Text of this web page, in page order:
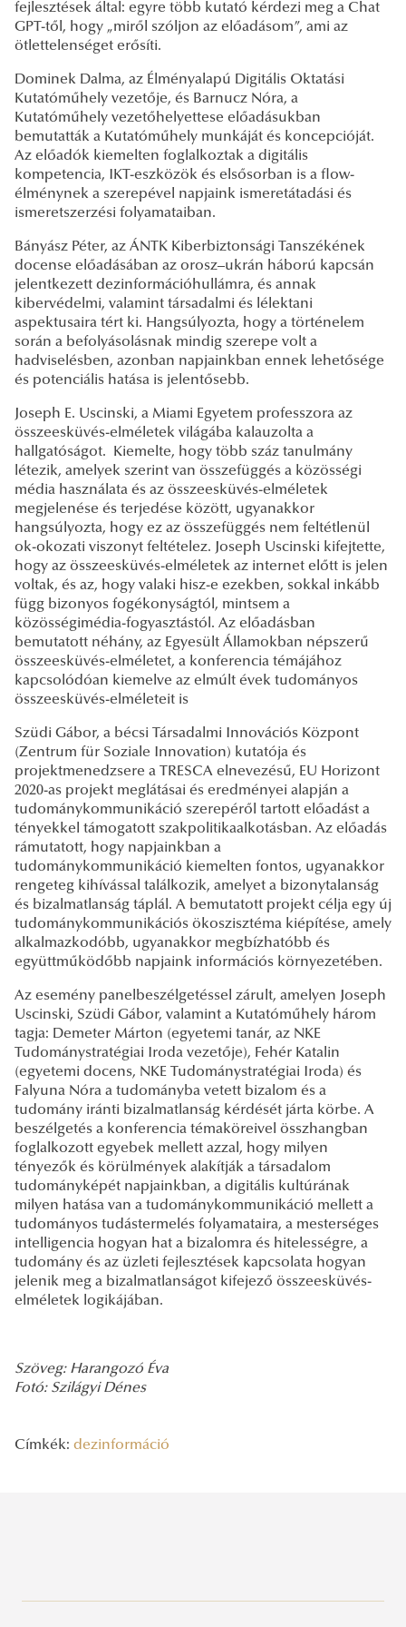
fejlesztések által: egyre több kutató kérdezi meg a Chat
GPT-től, hogy „miről szóljon az előadásom”, ami az
ötlettelenséget erősíti.
Dominek Dalma, az Élményalapú Digitális Oktatási
Kutatóműhely vezetője, és Barnucz Nóra, a
Kutatóműhely vezetőhelyettese előadásukban
bemutatták a Kutatóműhely munkáját és koncepcióját.
Az előadók kiemelten foglalkoztak a digitális
kompetencia, IKT-eszközök és elsősorban is a flow-
élménynek a szerepével napjaink ismeretátadási és
ismeretszerzési folyamataiban.
Bányász Péter, az ÁNTK Kiberbiztonsági Tanszékének
docense előadásában az orosz–ukrán háború kapcsán
jelentkezett dezinformációhullámra, és annak
kibervédelmi, valamint társadalmi és lélektani
aspektusaira tért ki. Hangsúlyozta, hogy a történelem
során a befolyásolásnak mindig szerepe volt a
hadviselésben, azonban napjainkban ennek lehetősége
és potenciális hatása is jelentősebb.
Joseph E. Uscinski, a Miami Egyetem professzora az
összeesküvés-elméletek világába kalauzolta a
hallgatóságot. Kiemelte, hogy több száz tanulmány
létezik, amelyek szerint van összefüggés a közösségi
média használata és az összeesküvés-elméletek
megjelenése és terjedése között, ugyanakkor
hangsúlyozta, hogy ez az összefüggés nem feltétlenül
ok-okozati viszonyt feltételez. Joseph Uscinski kifejtette,
hogy az összeesküvés-elméletek az internet előtt is jelen
voltak, és az, hogy valaki hisz-e ezekben, sokkal inkább
függ bizonyos fogékonyságtól, mintsem a
közösségimédia-fogyasztástól. Az előadásban
bemutatott néhány, az Egyesült Államokban népszerű
összeesküvés-elméletet, a konferencia témájához
kapcsolódóan kiemelve az elmúlt évek tudományos
összeesküvés-elméleteit is
Szüdi Gábor, a bécsi Társadalmi Innovációs Központ
(Zentrum für Soziale Innovation) kutatója és
projektmenedzsere a TRESCA elnevezésű, EU Horizont
2020-as projekt meglátásai és eredményei alapján a
tudománykommunikáció szerepéről tartott előadást a
tényekkel támogatott szakpolitikaalkotásban. Az előadás
rámutatott, hogy napjainkban a
tudománykommunikáció kiemelten fontos, ugyanakkor
rengeteg kihívással találkozik, amelyet a bizonytalanság
és bizalmatlanság táplál. A bemutatott projekt célja egy új
tudománykommunikációs ökoszisztéma kiépítése, amely
alkalmazkodóbb, ugyanakkor megbízhatóbb és
együttműködőbb napjaink információs környezetében.
Az esemény panelbeszélgetéssel zárult, amelyen Joseph
Uscinski, Szüdi Gábor, valamint a Kutatóműhely három
tagja: Demeter Márton (egyetemi tanár, az NKE
Tudománystratégiai Iroda vezetője), Fehér Katalin
(egyetemi docens, NKE Tudománystratégiai Iroda) és
Falyuna Nóra a tudományba vetett bizalom és a
tudomány iránti bizalmatlanság kérdését járta körbe. A
beszélgetés a konferencia témaköreivel összhangban
foglalkozott egyebek mellett azzal, hogy milyen
tényezők és körülmények alakítják a társadalom
tudományképét napjainkban, a digitális kultúrának
milyen hatása van a tudománykommunikáció mellett a
tudományos tudástermelés folyamataira, a mesterséges
intelligencia hogyan hat a bizalomra és hitelességre, a
tudomány és az üzleti fejlesztések kapcsolata hogyan
jelenik meg a bizalmatlanságot kifejező összeesküvés-
elméletek logikájában.
Szöveg: Harangozó Éva
Fotó: Szilágyi Dénes
Címkék: dezinformáció